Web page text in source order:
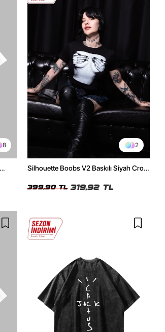
8 2
Silhouette Boobs V2 Baskılı Siyah Crop
399,90 TL 319,92 TL